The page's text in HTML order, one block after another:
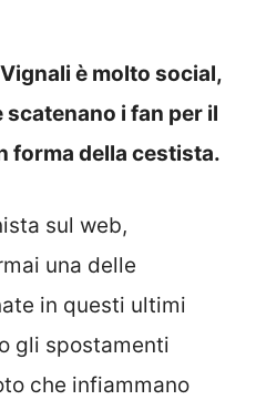
è molto social,
scatenano i fan per il
forma della cestista.
sul web,
una delle
in questi ultimi
gli spostamenti
che infiammano